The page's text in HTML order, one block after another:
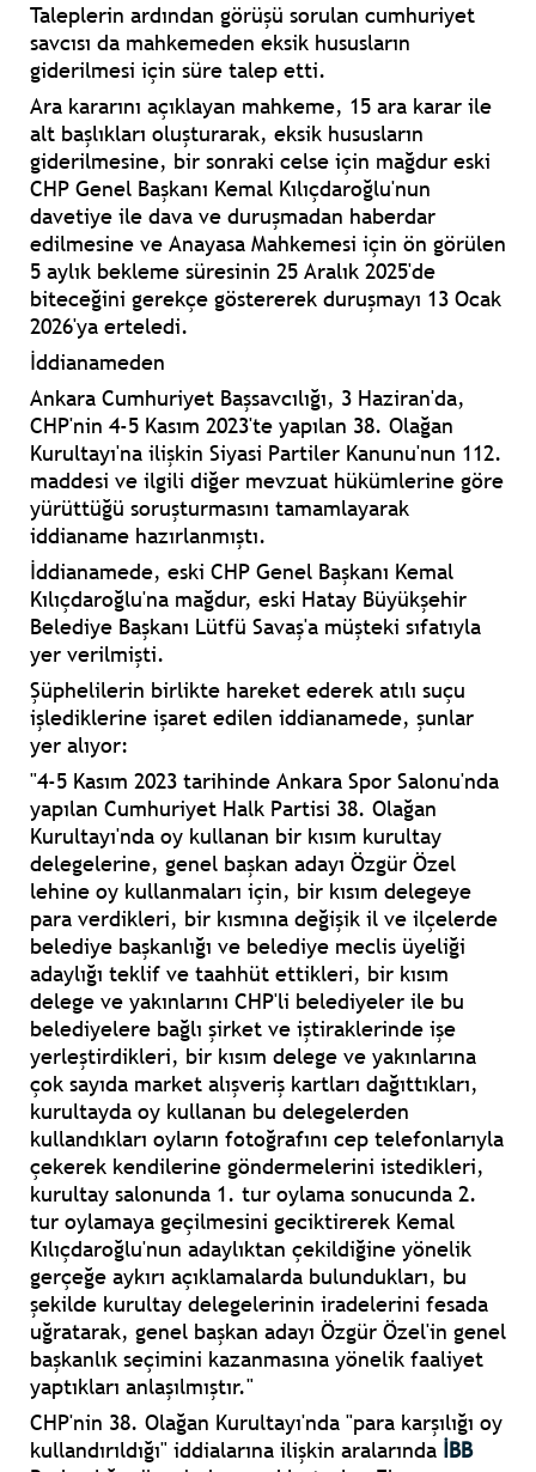
Taleplerin ardından görüşü sorulan cumhuriyet
savcısı da mahkemeden eksik hususların
giderilmesi için süre talep etti.
Ara kararını açıklayan mahkeme, 15 ara karar ile
alt başlıkları oluşturarak, eksik hususların
giderilmesine, bir sonraki celse için mağdur eski
CHP Genel Başkanı Kemal Kılıçdaroğlu'nun
davetiye ile dava ve duruşmadan haberdar
edilmesine ve Anayasa Mahkemesi için ön görülen
5 aylık bekleme süresinin 25 Aralık 2025'de
biteceğini gerekçe göstererek duruşmayı 13 Ocak
2026'ya erteledi.
İddianameden
Ankara Cumhuriyet Başsavcılığı, 3 Haziran'da,
CHP'nin 4-5 Kasım 2023'te yapılan 38. Olağan
Kurultayı'na ilişkin Siyasi Partiler Kanunu'nun 112.
maddesi ve ilgili diğer mevzuat hükümlerine göre
yürüttüğü soruşturmasını tamamlayarak
iddianame hazırlanmıştı.
İddianamede, eski CHP Genel Başkanı Kemal
Kılıçdaroğlu'na mağdur, eski Hatay Büyükşehir
Belediye Başkanı Lütfü Savaş'a müşteki sıfatıyla
yer verilmişti.
Şüphelilerin birlikte hareket ederek atılı suçu
işlediklerine işaret edilen iddianamede, şunlar
yer alıyor:
"4-5 Kasım 2023 tarihinde Ankara Spor Salonu'nda
yapılan Cumhuriyet Halk Partisi 38. Olağan
Kurultayı'nda oy kullanan bir kısım kurultay
delegelerine, genel başkan adayı Özgür Özel
lehine oy kullanmaları için, bir kısım delegeye
para verdikleri, bir kısmına değişik il ve ilçelerde
belediye başkanlığı ve belediye meclis üyeliği
adaylığı teklif ve taahhüt ettikleri, bir kısım
delege ve yakınlarını CHP'li belediyeler ile bu
belediyelere bağlı şirket ve iştiraklerinde işe
yerleştirdikleri, bir kısım delege ve yakınlarına
çok sayıda market alışveriş kartları dağıttıkları,
kurultayda oy kullanan bu delegelerden
kullandıkları oyların fotoğrafını cep telefonlarıyla
çekerek kendilerine göndermelerini istedikleri,
kurultay salonunda 1. tur oylama sonucunda 2.
tur oylamaya geçilmesini geciktirerek Kemal
Kılıçdaroğlu'nun adaylıktan çekildiğine yönelik
gerçeğe aykırı açıklamalarda bulundukları, bu
şekilde kurultay delegelerinin iradelerini fesada
uğratarak, genel başkan adayı Özgür Özel'in genel
başkanlık seçimini kazanmasına yönelik faaliyet
yaptıkları anlaşılmıştır."
CHP'nin 38. Olağan Kurultayı'nda "para karşılığı oy
kullandırıldığı" iddialarına ilişkin aralarında İBB